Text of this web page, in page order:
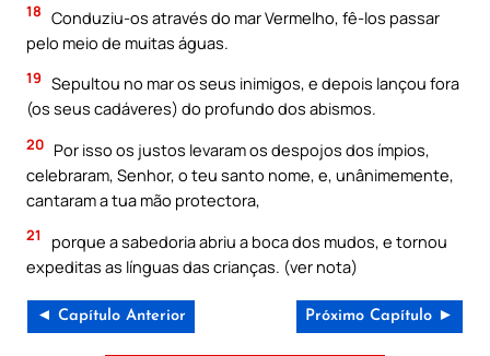
18 Conduziu-os através do mar Vermelho, fê-los passar
pelo meio de muitas águas.
19 Sepultou no mar os seus inimigos, e depois lançou fora
(os seus cadáveres) do profundo dos abismos.
20 Por isso os justos levaram os despojos dos ímpios,
celebraram, Senhor, o teu santo nome, e, unânimemente,
cantaram a tua mão protectora,
21
porque a sabedoria abriu a boca dos mudos, e tornou
expeditas as línguas das crianças. (ver nota)
◄ Capítulo Anterior Próximo Capítulo ►